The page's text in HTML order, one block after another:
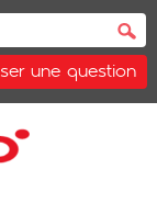
une question